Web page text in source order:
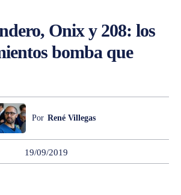
Onix y 208: los
bomba que
Por René Villegas
19/09/2019